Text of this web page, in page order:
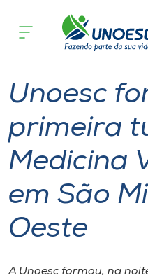
Cursos
Pesquisa
Atendimento ao
Portal de Ensino
acontece
Unoesc
primeira
Medicina
em São
Oeste
A Unoesc formou, na